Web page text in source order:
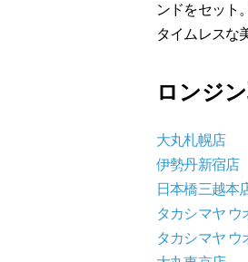
ンドをセット
タイムレスな
ロンジ
大丸札幌店
伊勢丹新宿店
日本橋三越本
タカシマヤ ウ
タカシマヤ ウ